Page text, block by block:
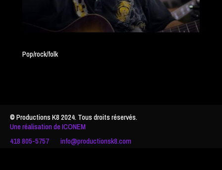
Pop/rock/folk
418 805-5757 info@productionsk8.com
© Productions K8 2024. Tous droits réservés.
Une réalisation de ICONEM